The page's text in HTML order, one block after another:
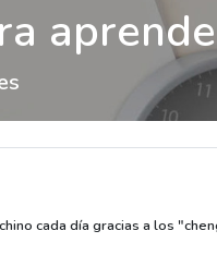
cada día gracias a los